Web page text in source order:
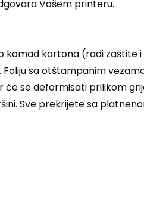
Vašem printeru.
komad kartona (radi
sa otštampanim
će se deformisati prilikom
Sve prekrijete sa